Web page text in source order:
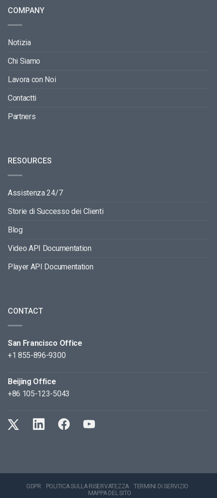
COMPANY
Notizia
Chi Siamo
Lavora con Noi
Contactti
Partners
RESOURCES
Assistenza 24/7
Storie di Successo dei Clienti
Blog
Video API Documentation
Player API Documentation
CONTACT
San Francisco Office
+1 855-896-9300
Beijing Office
+86 105-123-5043
GDPR POLITICA SULLA RISERVATEZZA
TERMINI DI SERVIZIO
MAPPA DEL SITO